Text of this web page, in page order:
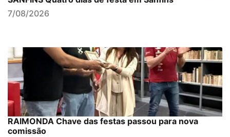
7/08/2026
RAIMONDA Chave das festas passou para nova
comissão